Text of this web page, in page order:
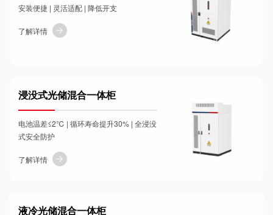
安装便捷 | 灵活适配 | 降低开支
了解详情
浸没式光储混合一体柜
电池温差≤2℃ | 循环寿命提升30% | 全浸没
式安全防护
了解详情
液冷光储混合一体柜